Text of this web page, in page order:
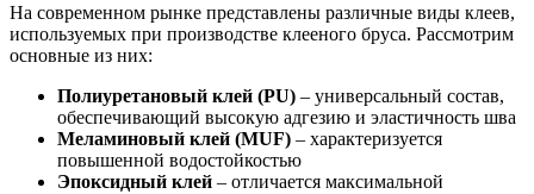
На современном рынке представлены различные виды клеев,
используемых при производстве клееного бруса. Рассмотрим
основные из них:
Полиуретановый клей (PU) – универсальный состав,
обеспечивающий высокую адгезию и эластичность шва
Меламиновый клей (MUF) – характеризуется
повышенной водостойкостью
Эпоксидный клей – отличается максимальной